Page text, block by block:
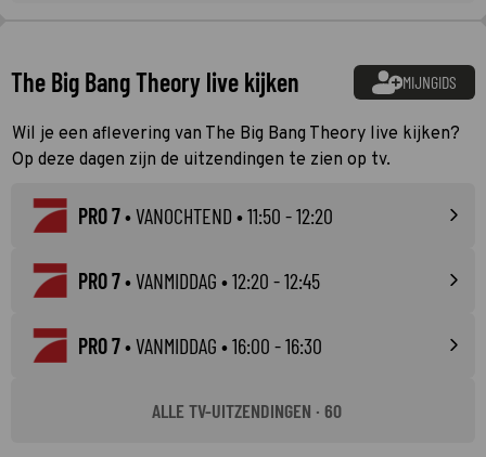
The Big Bang Theory live kijken MIJNGIDS
Wil je een aflevering van The Big Bang Theory live kijken?
Op deze dagen zijn de uitzendingen te zien op tv.
PRO 7•VANOCHTEND • 11:50 - 12:20
PRO 7•VANMIDDAG • 12:20 - 12:45
PRO 7•VANMIDDAG • 16:00 - 16:30
ALLE TV-UITZENDINGEN · 60